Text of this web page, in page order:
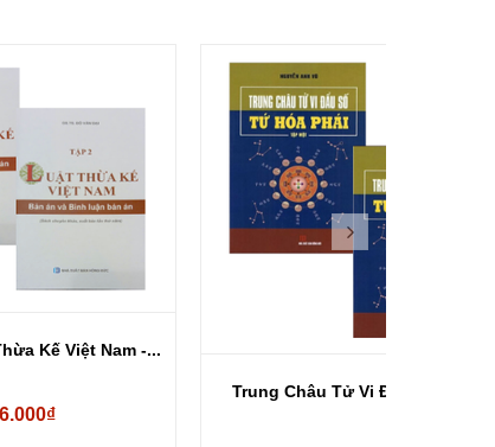
- 15%
Trung Châu Tử Vi Đẩu Số - Tứ...